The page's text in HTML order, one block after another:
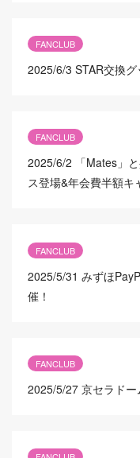
FANCLUB
2025/6/3 STAR交換
FANCLUB
2025/6/2
「Mates」
ス登場&年会費半額キ
FANCLUB
2025/5/31 みずほ
催！
FANCLUB
2025/5/27 京セラドー